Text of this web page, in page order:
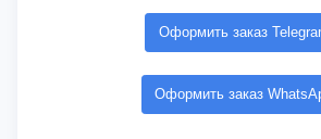
Оформить заказ
Оформить заказ